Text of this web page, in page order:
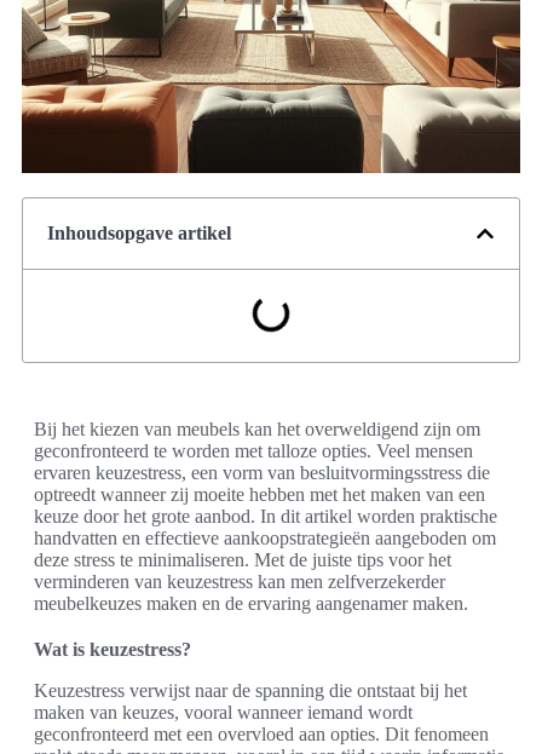
Inhoudsopgave artikel
Bij het kiezen van meubels kan het overweldigend zijn om
geconfronteerd te worden met talloze opties. Veel mensen
ervaren keuzestress, een vorm van besluitvormingsstress die
optreedt wanneer zij moeite hebben met het maken van een
keuze door het grote aanbod. In dit artikel worden praktische
handvatten en effectieve aankoopstrategieën aangeboden om
deze stress te minimaliseren. Met de juiste tips voor het
verminderen van keuzestress kan men zelfverzekerder
meubelkeuzes maken en de ervaring aangenamer maken.
Wat is keuzestress?
Keuzestress verwijst naar de spanning die ontstaat bij het
maken van keuzes, vooral wanneer iemand wordt
geconfronteerd met een overvloed aan opties. Dit fenomeen